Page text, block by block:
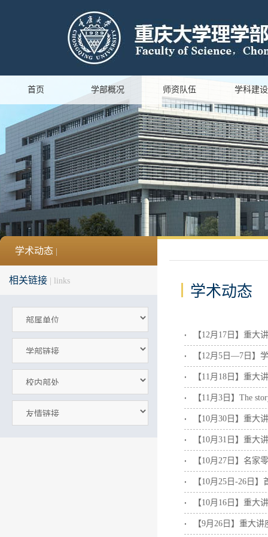
首页 学部概况 师资队伍 学科建设
学术动态
相关链接 | links
学术动态
【12月17日】重大
【12月5日—7日】
【11月18日】重大
【11月3日】The
【10月30日】重大
【10月31日】重大
【10月27日】名家
【10月25日-26日
【10月16日】重大
【9月26日】重大